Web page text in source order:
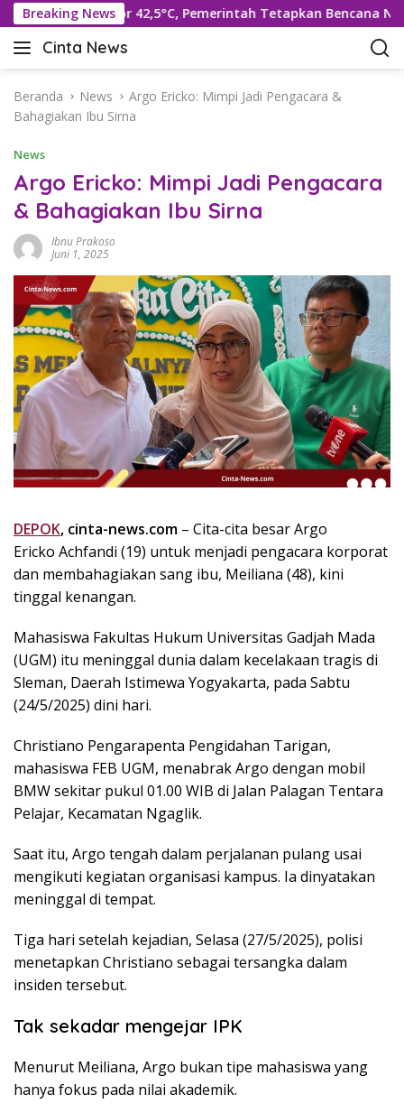
a
Breaking News
Rekor 42,5°C, Pemerintah Tetapkan Bencana Nasional
Cinta News
C
n
t
N
e
w
s
K
a
b
a
r
T
e
r
k
i
i
,
e
n
u
h
n
s
i
r
s
i
!
Beranda News
Argo Ericko: Mimpi Jadi Pengacara &
Bahagiakan Ibu Sirna
News
Argo Ericko: Mimpi Jadi Pengacara
& Bahagiakan Ibu Sirna
Ibnu Prakoso
Juni 1, 2025
DEPOK, cinta-news.com – Cita-cita besar Argo
Ericko Achfandi (19) untuk menjadi pengacara korporat
dan membahagiakan sang ibu, Meiliana (48), kini
tinggal kenangan.
Mahasiswa Fakultas Hukum Universitas Gadjah Mada
(UGM) itu meninggal dunia dalam kecelakaan tragis di
Sleman, Daerah Istimewa Yogyakarta, pada Sabtu
(24/5/2025) dini hari.
Christiano Pengarapenta Pengidahan Tarigan,
mahasiswa FEB UGM, menabrak Argo dengan mobil
BMW sekitar pukul 01.00 WIB di Jalan Palagan Tentara
Pelajar, Kecamatan Ngaglik.
Saat itu, Argo tengah dalam perjalanan pulang usai
mengikuti kegiatan organisasi kampus. Ia dinyatakan
meninggal di tempat.
Tiga hari setelah kejadian, Selasa (27/5/2025), polisi
menetapkan Christiano sebagai tersangka dalam
insiden tersebut.
Tak sekadar mengejar IPK
Menurut Meiliana, Argo bukan tipe mahasiswa yang
hanya fokus pada nilai akademik.